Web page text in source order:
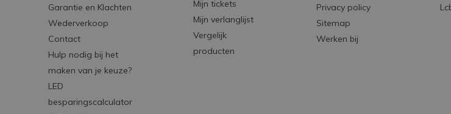
Garantie en Klachten
Wederverkoop
Contact
Hulp nodig bij het
maken van je keuze?
LED
besparingscalculator
Mijn tickets
Mijn verlanglijst
Vergelijk
producten
Privacy policy
Sitemap
Werken bij